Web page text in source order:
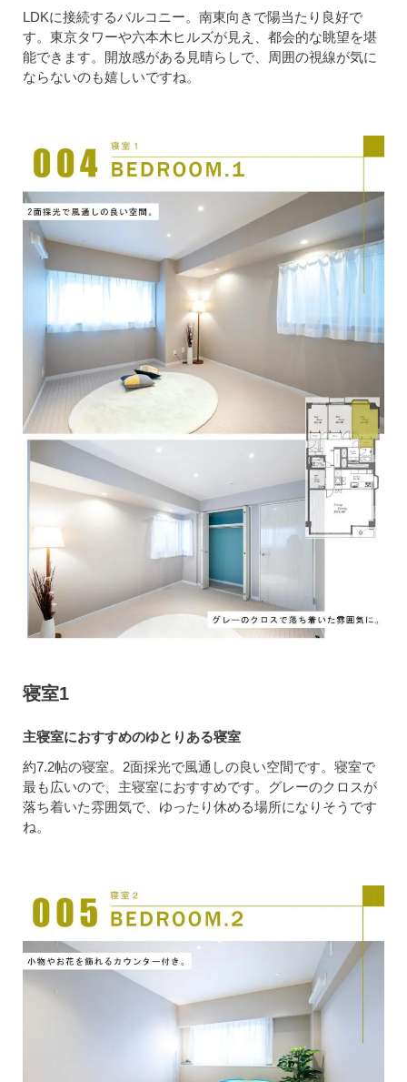
LDKに接続するバルコニー。南東向きで陽当たり良好で
す。東京タワーや六本木ヒルズが見え、都会的な眺望を堪
能できます。開放感がある見晴らしで、周囲の視線が気に
ならないのも嬉しいですね。
寝室1
主寝室におすすめのゆとりある寝室
約7.2帖の寝室。2面採光で風通しの良い空間です。寝室で
最も広いので、主寝室におすすめです。グレーのクロスが
落ち着いた雰囲気で、ゆったり休める場所になりそうです
ね。